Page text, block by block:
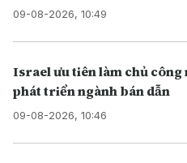
09-08-2026, 10:49
Israel ưu tiên làm chủ
phát triển ngành bán dẫn
09-08-2026, 10:46